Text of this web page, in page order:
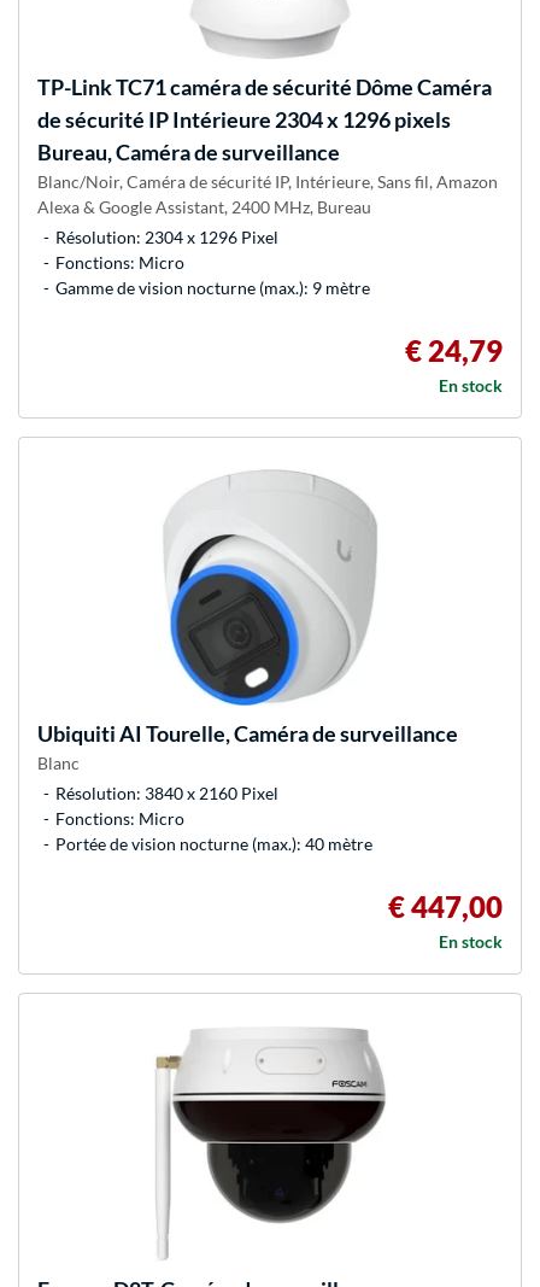
TP-LinkTC71 caméra de sécurité Dôme Caméra
de sécurité IP Intérieure 2304 x 1296 pixels
Bureau, Caméra de surveillance
Blanc/Noir, Caméra de sécurité IP, Intérieure, Sans fil, Amazon
Alexa & Google Assistant, 2400 MHz, Bureau
Résolution: 2304 x 1296 Pixel
Fonctions: Micro
Gamme de vision nocturne (max.): 9 mètre
€ 24,79
En stock
UbiquitiAI Tourelle, Caméra de surveillance
Blanc
Résolution: 3840 x 2160 Pixel
Fonctions: Micro
Portée de vision nocturne (max.): 40 mètre
€ 447,00
En stock